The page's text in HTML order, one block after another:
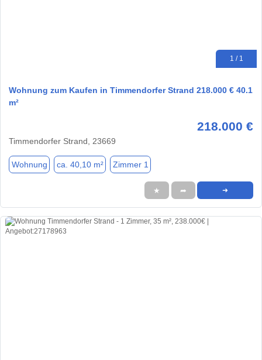
1 / 1
Wohnung zum Kaufen in Timmendorfer Strand 218.000 € 40.1
m²
218.000 €
Timmendorfer Strand, 23669
Wohnung ca. 40,10 m² Zimmer 1
★ ➦ ➜